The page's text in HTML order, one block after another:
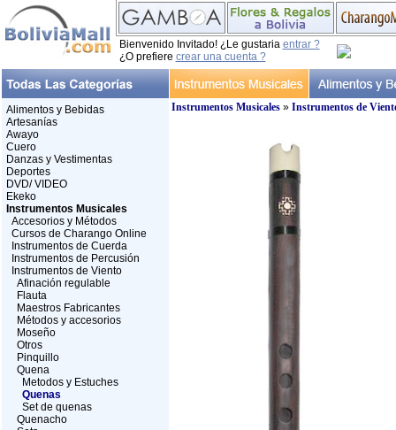
Bienvenido Invitado! ¿Le gustaria entrar ?
¿O prefiere crear una cuenta ?
Alimentos y Bebidas
Artesanías
Awayo
Cuero
Danzas y Vestimentas
Deportes
DVD/ VIDEO
Ekeko
Instrumentos Musicales
Accesorios y Métodos
Cursos de Charango Online
Instrumentos de Cuerda
Instrumentos de Percusión
Instrumentos de Viento
Afinación regulable
Flauta
Maestros Fabricantes
Métodos y accesorios
Moseño
Otros
Pinquillo
Quena
Metodos y Estuches
Quenas
Set de quenas
Quenacho
Instrumentos Musicales» Instrumentos de